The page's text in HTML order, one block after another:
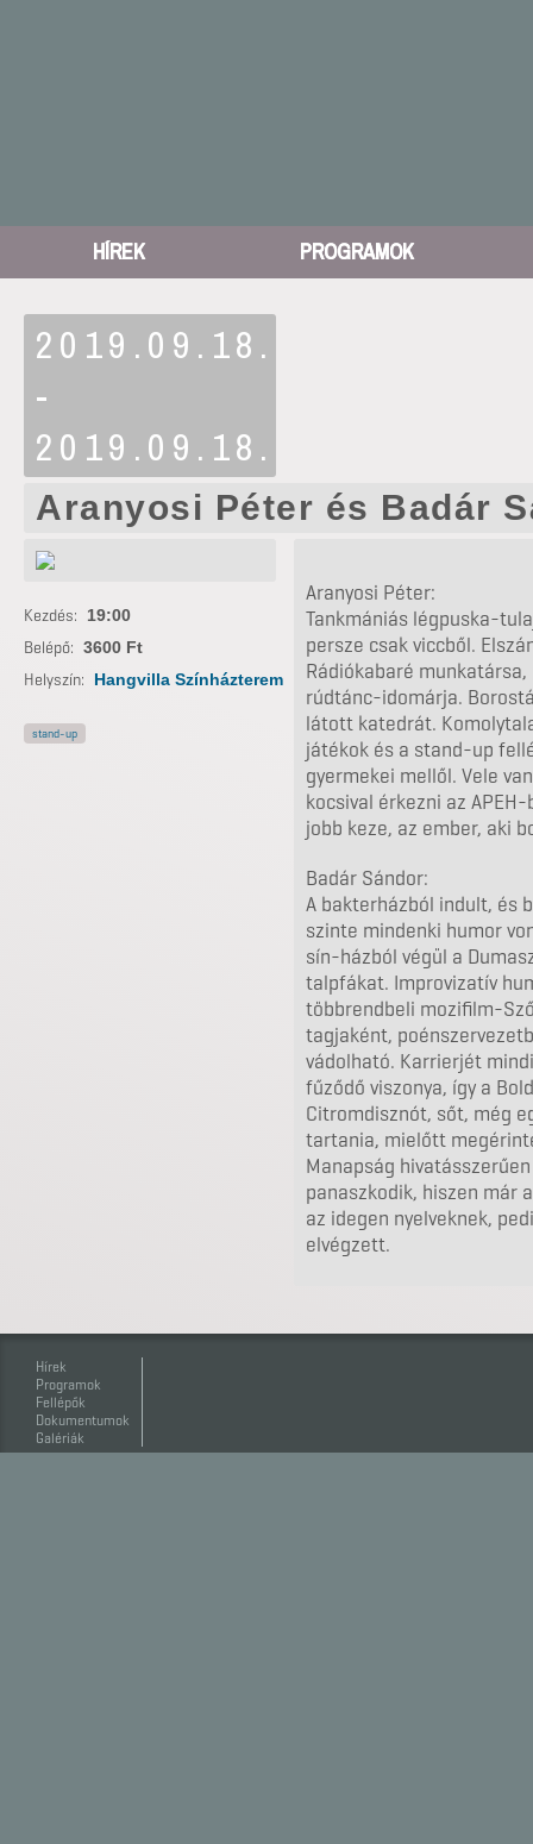
HÍREK PROGRAMOK
2019.09.18.
-
2019.09.18.
Aranyosi Péter és Badár
Aranyosi Péter:
Tankmániás légpuska-
persze csak viccből.
Rádiókabaré
rúdtánc-idomárja.
látott katedrát.
játékok és a stand-up
gyermekei mellől. Vele
kocsival érkezni az
jobb keze, az ember, aki
Badár Sándor:
A bakterházból indult, és
szinte mindenki humor
sín-házból végül a
talpfákat. Improvizatív
többrendbeli mozifilm-
tagjaként,
vádolható. Karrierjét
fűződő viszonya, így a
Citromdisznót, sőt, még
tartania, mielőtt
Manapság
panaszkodik, hiszen már
az idegen nyelveknek,
elvégzett.
Kezdés: 19:00
Belépő: 3600 Ft
Helyszín: Hangvilla Színházterem
stand-up
Hírek
Programok
Fellépők
Dokumentumok
Galériák